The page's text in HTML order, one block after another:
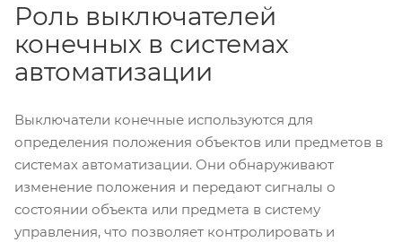
Роль выключателей
конечных в системах
автоматизации
Выключатели конечные используются для
определения положения объектов или предметов в
системах автоматизации. Они обнаруживают
изменение положения и передают сигналы о
состоянии объекта или предмета в систему
управления, что позволяет контролировать и